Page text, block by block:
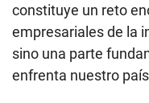
constituye un reto
empresariales de la
sino una parte
enfrenta nuestro